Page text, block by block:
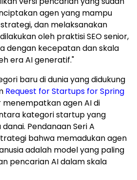
agen yang mampu
dan melaksanakan
oleh praktisi SEO senior,
dengan kecepatan dan skala
era AI generatif."
baru di dunia yang didukung
Request for Startups for Spring
menempatkan agen AI di
kategori startup yang
Pendanaan Seri A
bahwa memadukan agen
adalah model yang paling
pencarian AI dalam skala